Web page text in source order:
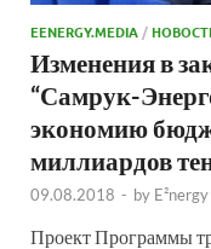
EENERGY.MEDIA /
Изменения в
“Самрук-
экономию
миллиардов
09.08.2018 - by E²nergy
Проект Программы